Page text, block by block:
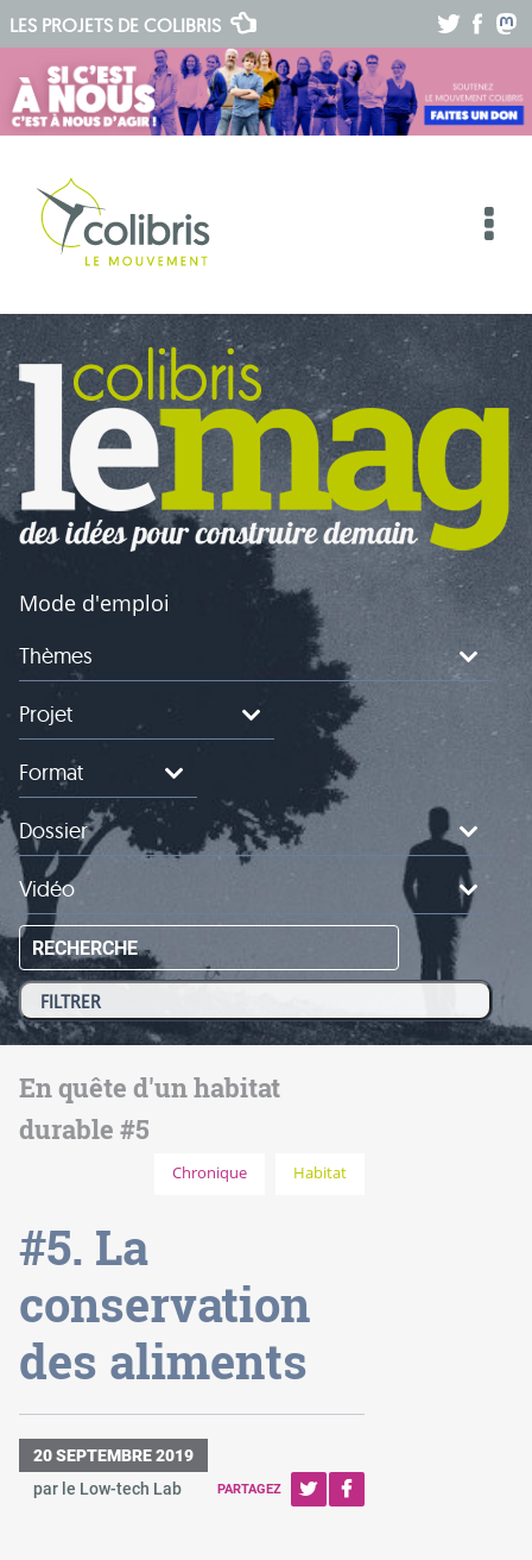
LES PROJETS DE COLIBRIS
Mode d'emploi
Thèmes
Projet
Format
Dossier
Vidéo
RECHERCHE
En quête d'un habitat
durable #5
Chronique Habitat
#5. La
conservation
des aliments
20 SEPTEMBRE 2019
par le Low-tech Lab
PARTAGEZ